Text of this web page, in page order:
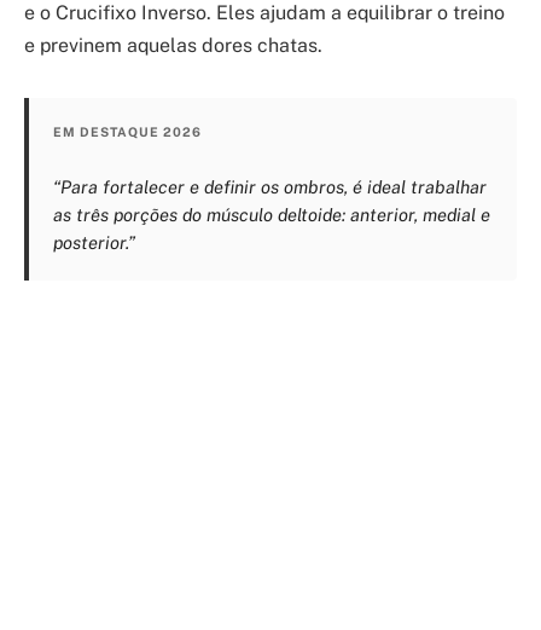
e o Crucifixo Inverso. Eles ajudam a equilibrar o treino
e previnem aquelas dores chatas.
EM DESTAQUE 2026
“Para fortalecer e definir os ombros, é ideal trabalhar
as três porções do músculo deltoide: anterior, medial e
posterior.”